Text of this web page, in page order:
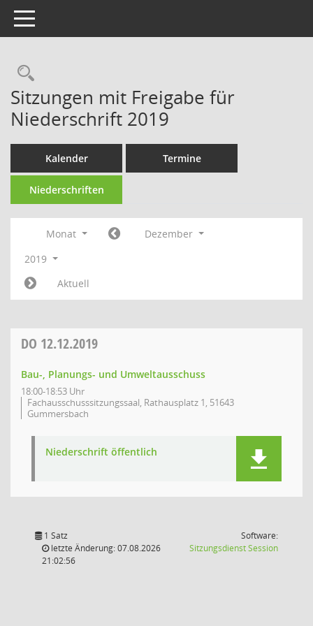
Toggle navigation
Rechercheauswahl
Sitzungen mit Freigabe für
Niederschrift 2019
Kalender Termine
Niederschriften
Monat
Dezember
2019
Aktuell
DO 12.12.2019
Bau-, Planungs- und Umweltausschuss
18:00-18:53 Uhr
Fachausschusssitzungssaal, Rathausplatz 1, 51643
Gummersbach
Niederschrift öffentlich
1 Satz
letzte Änderung: 07.08.2026
21:02:56
Software:
SitzungsdienstSession(Wird in